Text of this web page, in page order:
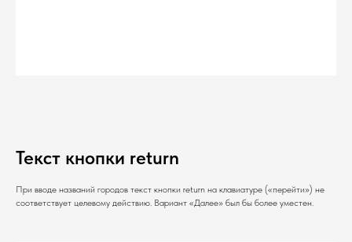
Текст кнопки return
При вводе названий городов текст кнопки return на клавиатуре («перейти») не
соответствует целевому действию. Вариант «Далее» был бы более уместен.